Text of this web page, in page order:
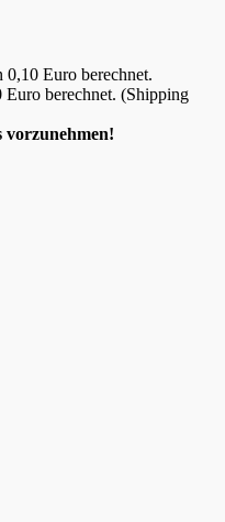
Euro berechnet.
berechnet. (Shipping
vorzunehmen!